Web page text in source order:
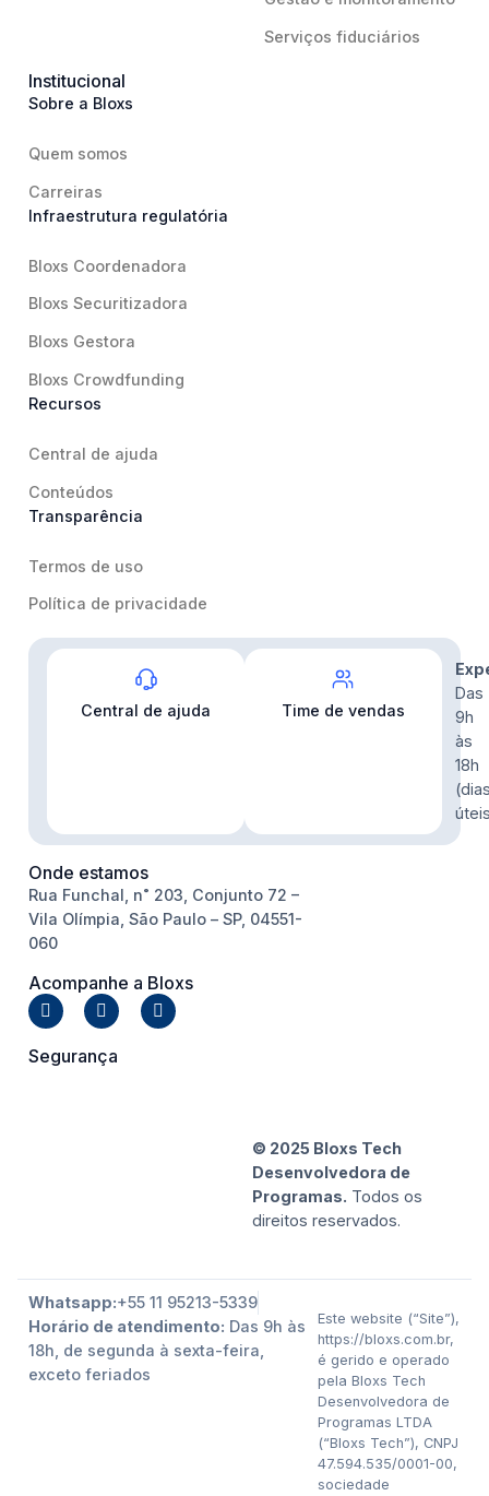
Serviços fiduciários
Institucional
Sobre a Bloxs
Quem somos
Carreiras
Infraestrutura regulatória
Bloxs Coordenadora
Bloxs Securitizadora
Bloxs Gestora
Bloxs Crowdfunding
Recursos
Central de ajuda
Conteúdos
Transparência
Termos de uso
Política de privacidade
Central de ajuda Time de vendas
Das
9h
às
18h
Onde estamos
Rua Funchal, n˚ 203, Conjunto 72 –
Vila Olímpia, São Paulo – SP, 04551-
060
Acompanhe a Bloxs
Segurança
© 2025 Bloxs Tech
Desenvolvedora de
Programas. Todos os
direitos reservados.
Whatsapp:+55 11 95213-5339
Horário de atendimento: Das 9h às
18h, de segunda à sexta-feira,
exceto feriados
Este website (“Site”),
https://bloxs.com.br,
é gerido e operado
pela Bloxs Tech
Desenvolvedora de
Programas LTDA
(“Bloxs Tech”), CNPJ
47.594.535/0001-00,
sociedade